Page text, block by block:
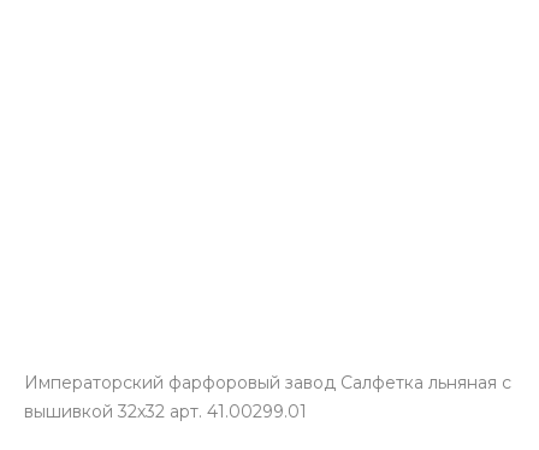
Императорский фарфоровый завод Салфетка льняная с
вышивкой 32х32 арт. 41.00299.01